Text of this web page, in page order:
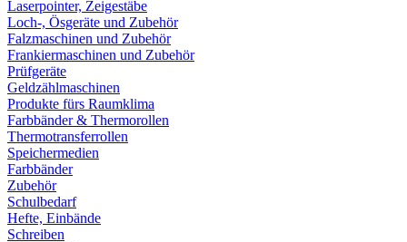
Laserpointer, Zeigestäbe
Loch-, Ösgeräte und Zubehör
Falzmaschinen und Zubehör
Frankiermaschinen und Zubehör
Prüfgeräte
Geldzählmaschinen
Produkte fürs Raumklima
Farbbänder & Thermorollen
Thermotransferrollen
Speichermedien
Farbbänder
Zubehör
Schulbedarf
Hefte, Einbände
Schreiben